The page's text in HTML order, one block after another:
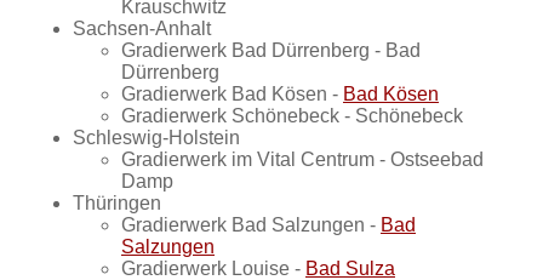
Krauschwitz
Sachsen-Anhalt
Gradierwerk Bad Dürrenberg - Bad
Dürrenberg
Gradierwerk Bad Kösen - Bad Kösen
Gradierwerk Schönebeck - Schönebeck
Schleswig-Holstein
Gradierwerk im Vital Centrum - Ostseebad
Damp
Thüringen
Gradierwerk Bad Salzungen - Bad
Salzungen
Gradierwerk Louise - Bad Sulza